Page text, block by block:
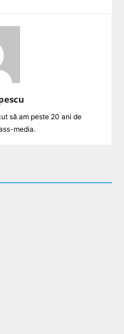
să am peste 20 ani de
media.